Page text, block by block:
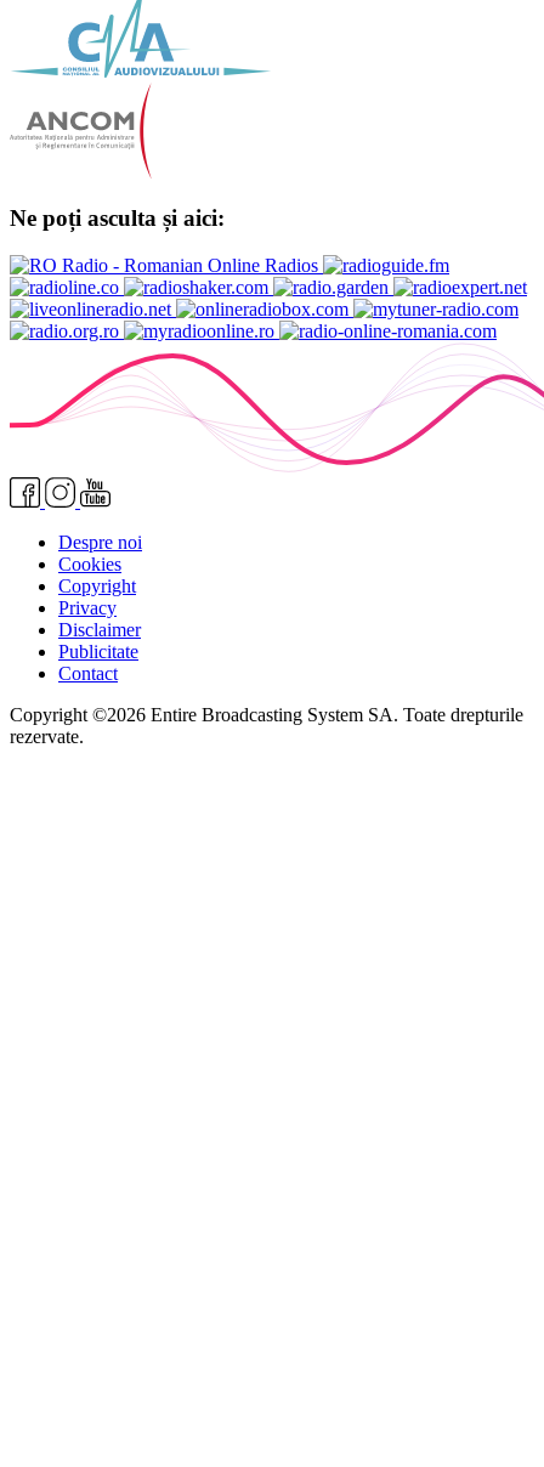
Ne poți asculta și aici:
Despre noi
Cookies
Copyright
Privacy
Disclaimer
Publicitate
Contact
Copyright ©2026 Entire Broadcasting System SA. Toate drepturile
rezervate.